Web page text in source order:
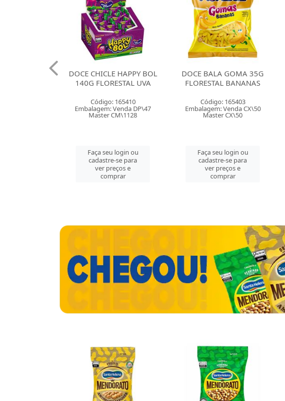
CHICLE HAPPY BOL
DOCE BALA GOMA 35G
FLORESTAL BANANAS
Código: 165403
Embalagem: Venda CX\50
Master CX\50
Faça seu login ou
cadastre-se para
ver preços e
DOCE BALA GOMA 35G
FLORESTAL SININHOS
Código: 165401
Embalagem: Venda CX\50
Master CX\50
Faça seu login ou
cadastre-se para
ver preços e